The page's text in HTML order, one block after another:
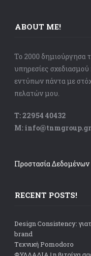
ABOUT ME!
Το 2000 δημιούργησα
υπηρεσίες
εντύπων πάντα με
πελατών μου.
Τ: 22954 40432
Μ: info@tnmgroup.gr
Προστασία Δεδομένων
RECENT POSTS!
Design Consistency:
brand
Tεχνική Pomodoro